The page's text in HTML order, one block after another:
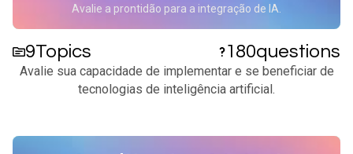
Avalie a prontidão para a integração de IA.
9Topics 180questions
Avalie sua capacidade de implementar e se beneficiar de
tecnologias de inteligência artificial.​